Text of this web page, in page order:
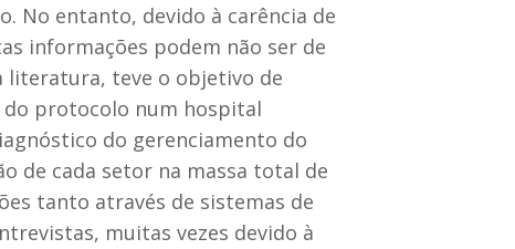
No entanto, devido à carência de
informações podem não ser de
literatura, teve o objetivo de
do protocolo num hospital
do gerenciamento do
de cada setor na massa total de
tanto através de sistemas de
muitas vezes devido à